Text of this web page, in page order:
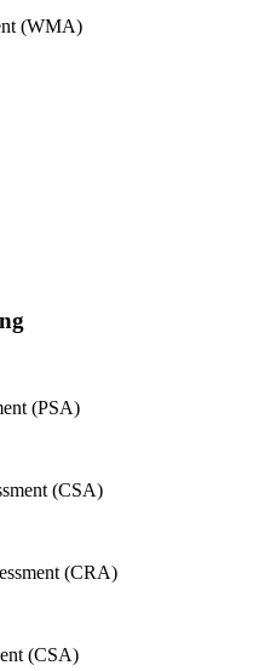
(WMA)
(PSA)
(CSA)
(CRA)
(CSA)